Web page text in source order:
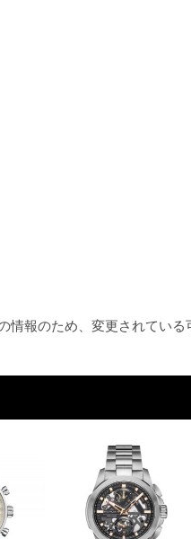
報のため、変更されている